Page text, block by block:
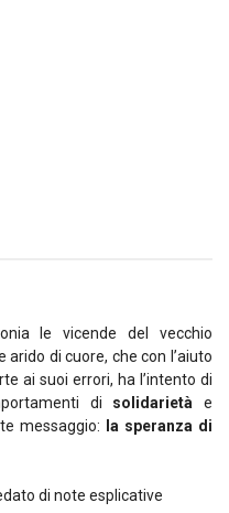
le vicende del vecchio
di cuore, che con l’aiuto
ai suoi errori, ha l’intento di
di solidarietà e
messaggio: la speranza di
di note esplicative